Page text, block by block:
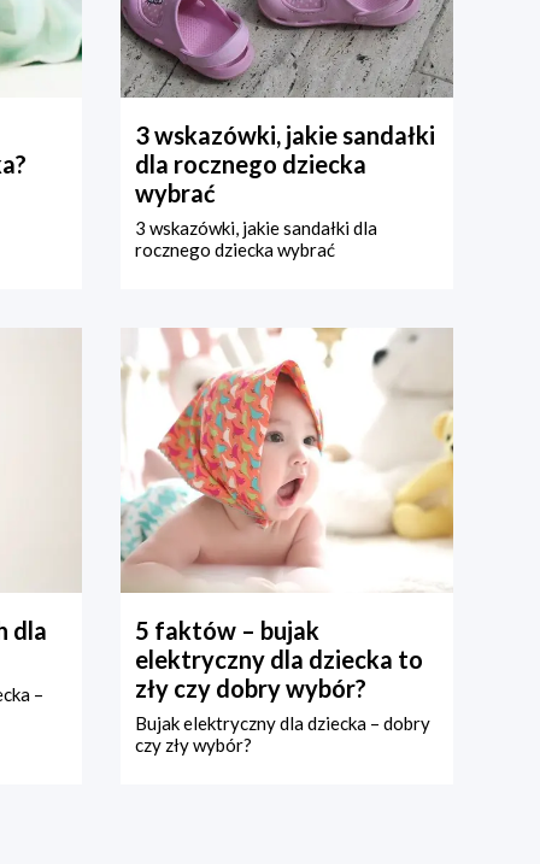
3 wskazówki, jakie sandałki
dla rocznego dziecka
wybrać
3 wskazówki, jakie sandałki dla
rocznego dziecka wybrać
dla
–
5 faktów – bujak
elektryczny dla dziecka to
zły czy dobry wybór?
Bujak elektryczny dla dziecka – dobry
czy zły wybór?